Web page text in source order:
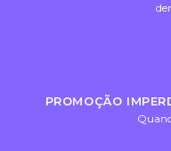
PROMOÇÃO